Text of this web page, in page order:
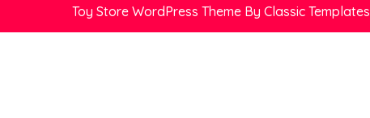
Toy Store WordPress Theme By Classic Templates